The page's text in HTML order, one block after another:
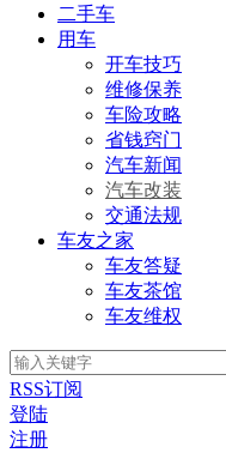
二手车
用车
开车技巧
维修保养
车险攻略
省钱窍门
汽车新闻
汽车改装
交通法规
车友之家
车友答疑
车友茶馆
车友维权
RSS订阅
登陆
注册